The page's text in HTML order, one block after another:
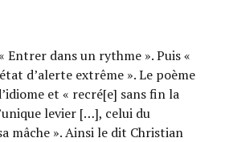
Entrer dans un rythme ». Puis «
d’alerte extrême ». Le poème
et « recré[e] sans fin la
levier […], celui du
mâche ». Ainsi le dit Christian